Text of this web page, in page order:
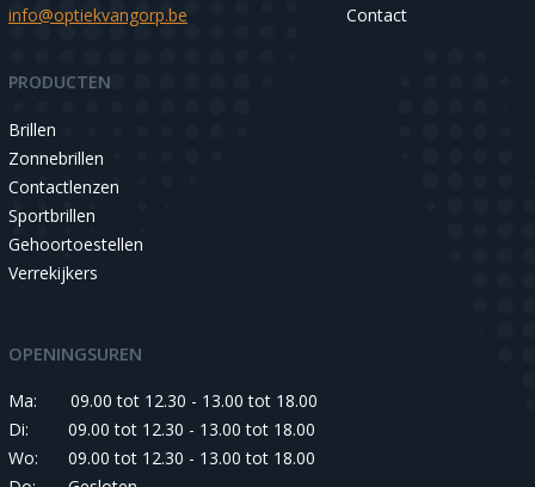
info@optiekvangorp.be
Contact
PRODUCTEN
Brillen
Zonnebrillen
Contactlenzen
Sportbrillen
Gehoortoestellen
Verrekijkers
OPENINGSUREN
Ma:
09.00 tot 12.30 - 13.00 tot 18.00
Di:
09.00 tot 12.30 - 13.00 tot 18.00
Wo:
09.00 tot 12.30 - 13.00 tot 18.00